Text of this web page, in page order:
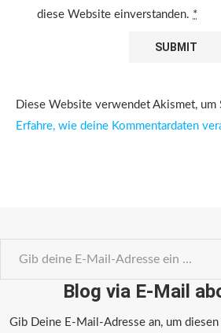
diese Website einverstanden. *
Diese Website verwendet Akismet, um
Erfahre, wie deine Kommentardaten
Blog via E-Mail
Gib Deine E-Mail-Adresse an, um